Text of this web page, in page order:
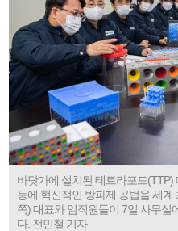
바닷가에 설치된 테트라포드
등에 혁신적인 방파제 공법을 세
쪽) 대표와 임직원들이 7일 사무실
다. 전민철 기자